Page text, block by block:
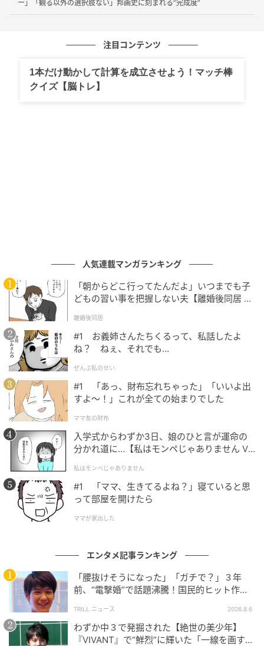
半生をもとにしたヒューマンドラマです。家族全員で
「なりきり写真」を撮るユニークな家族の姿と、東日
本大震災の被災地で泥だらけになった写真を洗うボラ
ンティア活動を通じて、「写真とは何か」「家族の絆
さんと、その幼馴染役を演じた黒木華さんによる息の
合った演技です。自由奔放ながらもどこか憎めない政
志と、彼を厳しくも深い愛で支え続ける若奈という関
係性を、2人は非常に自然な空気感で表現しました。
SNSでは「演技の波長がとても合ってた」「相性のよ
さが凄い」といった絶賛のレビューが相次いでいま
す。特に黒木華さんの演技は、その繊細かつ芯の強い
存在感が認められ、
最優秀助演女優賞を受賞。日本映画界を代表する2人に
よる、心に深く刻まれる名演となりました。
「流石です」邦画史上初の快挙達成にファン
歓喜…GWのおうち時間で観たい一作
二宮和也さんが主演を務め、ユニークな家族の姿を等
身大の温度感で演じた映画『浅田家！』は、公開から
て愛されています。何気ない日常の尊さを、時に微笑
ましく、時に胸が締め付けられるような慈しみで描か
れた構成は、世代を問わず多くの人々の共感を呼びま
した。SNSでは「間違いなく最高傑作」「たくさんの
人に観てもらいたい」「本当に名作だった」といった
感動の声が今もなお溢れています。
ー」「観る以外の選択肢ない」邦画史に刻まれる“完成度”
注目コンテンツ
1本だけ動かして計算を成立させよう！マッチ棒
クイズ【脳トレ】
人気連載マンガランキング
「朝からどこ行ってたんだよ」いつまでも子
どもの習い事を把握しない夫【離婚後同居 Vo
離婚後同居
#1 お義姉さんたちくるって、私話したよ
ね？ ねぇ、それでも…
ぜんぶ私のせい
#1 「あっ、財布忘れちゃった」「いいよ出
すよ〜！」これが全ての始まりでした
ママ友の財布
入学式からわずか3日、娘のひと言が運命の
分かれ道に…【私はモンペじゃありません Vo
私はモンペじゃありません
#1 「ママ、生きてるよね？」寝ていると思
って部屋を開けたら
ママが家出した
エンタメ記事ランキング
「腰抜けそうになった」「ガチで？」３年
前、“電撃婚”で話題沸騰！国民的ヒット作
TRILL ニュース 2026.8.6
わずか中３で発掘された【絶世の美少年】
『VIVANT』で“鮮烈”に輝いた「一線を画す」